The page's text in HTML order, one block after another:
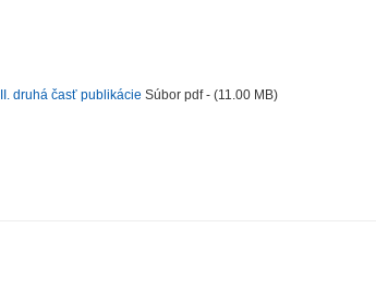
II. druhá časť publikácie Súbor pdf - (11.00 MB)